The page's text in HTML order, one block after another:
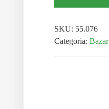
SKU: 55.076
Categoria: Bazar